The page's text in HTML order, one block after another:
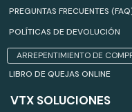
PREGUNTAS FRECUENTES
POLÍTICAS DE DEVOLUCIÓN
ARREPENTIMIENTO DE
LIBRO DE QUEJAS ONLINE
VTX SOLUCIONES